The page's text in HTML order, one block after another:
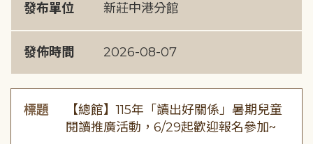
發布單位 新莊中港分館
發佈時間 2026-08-07
標題
【總館】115年「讀出好關係」暑期兒童
閱讀推廣活動，6/29起歡迎報名參加~